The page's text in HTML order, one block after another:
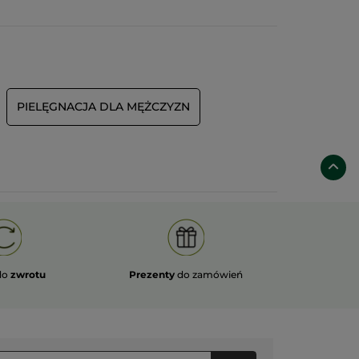
PIELĘGNACJA DLA MĘŻCZYZN
zwrotu Prezenty do zamówień